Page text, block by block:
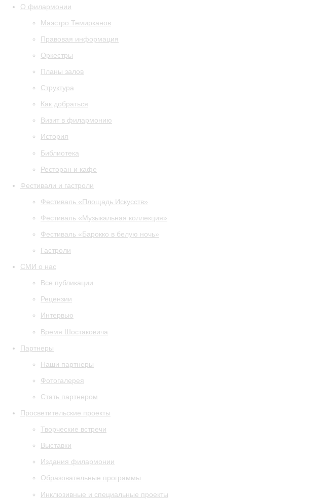
О филармонии
Маэстро Темирканов
Правовая информация
Оркестры
Планы залов
Структура
Как добраться
Визит в филармонию
История
Библиотека
Ресторан и кафе
Фестивали и гастроли
Фестиваль «Площадь Искусств»
Фестиваль «Музыкальная коллекция»
Фестиваль «Барокко в белую ночь»
Гастроли
СМИ о нас
Все публикации
Рецензии
Интервью
Время Шостаковича
Партнеры
Наши партнеры
Фотогалерея
Стать партнером
Просветительские проекты
Творческие встречи
Выставки
Издания филармонии
Образовательные программы
Инклюзивные и специальные проекты